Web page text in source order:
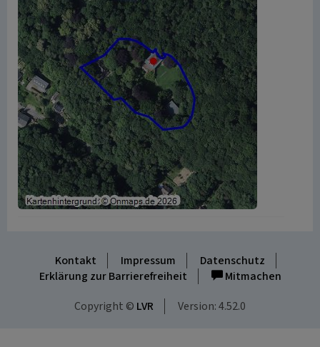
Kontakt Impressum
Datenschutz
Erklärung zur Barrierefreiheit
Mitmachen
Copyright © LVR Version: 4.52.0